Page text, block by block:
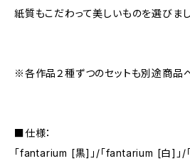
紙質もこだわって美しいものを選びまし
※各作品２種ずつのセットも別途商品
■仕様：
「fantarium [黒]」/「fantarium [白]」/